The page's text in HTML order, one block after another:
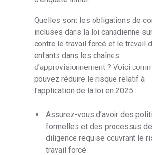
Quelles sont les obligations de
incluses dans la loi canadienne
contre le travail forcé et le travail
enfants dans les chaînes
d’approvisionnement ? Voici
pouvez réduire le risque relatif à
l’application de la loi en 2025 :
Assurez-vous d’avoir des
formelles et des processus de
diligence requise couvrant le
travail forcé